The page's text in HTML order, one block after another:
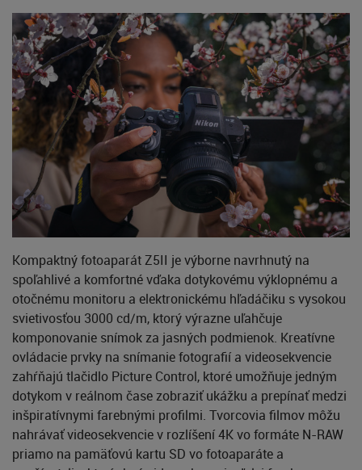
Kompaktný fotoaparát Z5II je výborne navrhnutý na
spoľahlivé a komfortné vďaka dotykovému výklopnému a
otočnému monitoru a elektronickému hľadáčiku s vysokou
svietivosťou 3000 cd/m, ktorý výrazne uľahčuje
komponovanie snímok za jasných podmienok. Kreatívne
ovládacie prvky na snímanie fotografií a videosekvencie
zahŕňajú tlačidlo Picture Control, ktoré umožňuje jedným
dotykom v reálnom čase zobraziť ukážku a prepínať medzi
inšpiratívnymi farebnými profilmi. Tvorcovia filmov môžu
nahrávať videosekvencie v rozlíšení 4K vo formáte N-RAW
priamo na pamäťovú kartu SD vo fotoaparáte a